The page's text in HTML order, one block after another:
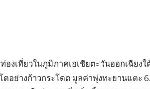
องเที่ยวในภูมิภาคเอเชียตะวันออกเฉียงใ
อย่างก้าวกระโดด มูลค่าพุ่งทะยานแตะ